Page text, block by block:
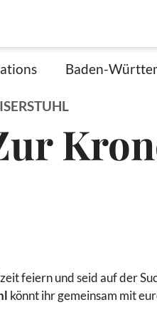
Baden-
feiern und seid auf der
könnt ihr gemeinsam mit